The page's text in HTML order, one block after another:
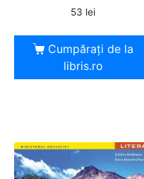
53 lei
Cumpărați de la
libris.ro